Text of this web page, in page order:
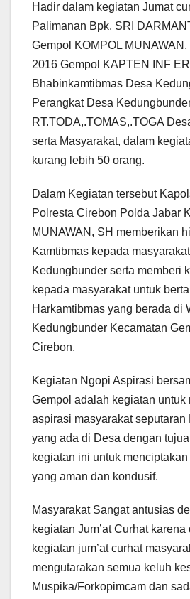
Hadir dalam kegiatan Jumat
Palimanan Bpk. SRI
Gempol KOMPOL MUNAWAN,
2016 Gempol KAPTEN INF
Bhabinkamtibmas Desa
Perangkat Desa
RT.TODA,.TOMAS,.TOGA
serta Masyarakat, dalam
kurang lebih 50 orang.
Dalam Kegiatan tersebut
Polresta Cirebon Polda Jabar
MUNAWAN, SH memberikan
Kamtibmas kepada
Kedungbunder serta memberi
kepada masyarakat untuk
Harkamtibmas yang berada di
Kedungbunder Kecamatan
Cirebon.
Kegiatan Ngopi Aspirasi
Gempol adalah kegiatan untuk
aspirasi masyarakat seputaran
yang ada di Desa dengan
kegiatan ini untuk
yang aman dan kondusif.
Masyarakat Sangat antusias
kegiatan Jum’at Curhat
kegiatan jum’at curhat
mengutarakan semua keluh
Muspika/Forkopimcam dan